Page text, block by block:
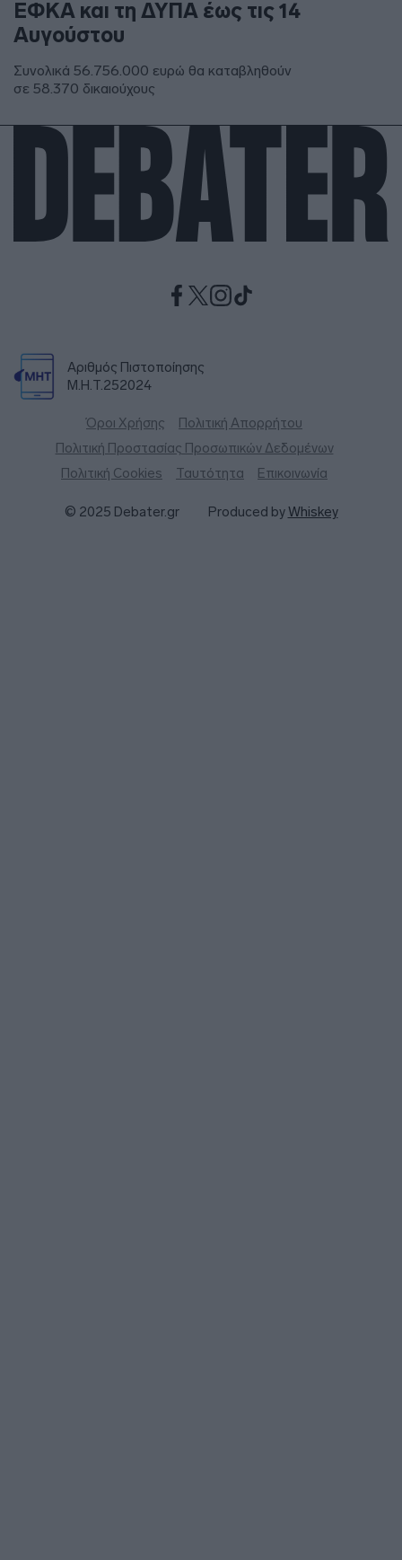
ΕΦΚΑ και τη ΔΥΠΑ έως τις 14
Αυγούστου
Συνολικά 56.756.000 ευρώ θα καταβληθούν
σε 58.370 δικαιούχους
Αριθμός Πιστοποίησης
Μ.Η.Τ.252024
Όροι Χρήσης
Πολιτική Απορρήτου
Πολιτική Προστασίας Προσωπικών Δεδομένων
Πολιτική Cookies
Ταυτότητα Επικοινωνία
© 2025 Debater.gr Produced byWhiskey